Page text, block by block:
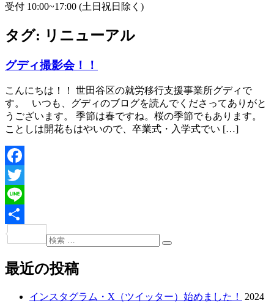
受付 10:00~17:00 (土日祝日除く)
タグ: リニューアル
グディ撮影会！！
こんにちは！！ 世田谷区の就労移行支援事業所グディで
す。 いつも、グディのブログを読んでくださってありがと
うございます。 季節は春ですね。桜の季節でもあります。
ことしは開花もはやいので、卒業式・入学式でい […]
Facebook
Twitter
Line
共
投
稿
検
検
最近の投稿
インスタグラム・X（ツイッター）始めました！
2024